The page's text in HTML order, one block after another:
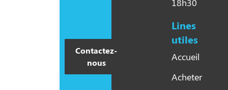
Contactez-
nous
18h30
Lines
utiles​
Accueil
Acheter